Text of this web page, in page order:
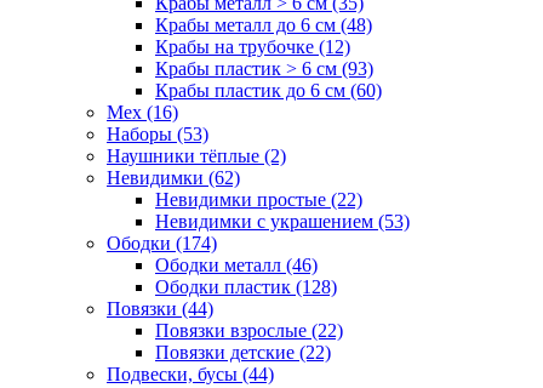
Крабы металл до 6 см (48)
Крабы на трубочке (12)
Крабы пластик > 6 см (93)
Крабы пластик до 6 см (60)
Мех (16)
Наборы (53)
Наушники тёплые (2)
Невидимки (62)
Невидимки простые (22)
Невидимки с украшением (53)
Ободки (174)
Ободки металл (46)
Ободки пластик (128)
Повязки (44)
Повязки взрослые (22)
Повязки детские (22)
Подвески, бусы (44)